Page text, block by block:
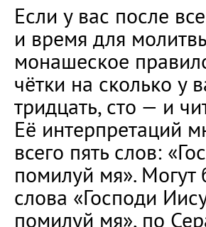
Если у вас после
и время для
монашеское
чётки на сколько у
тридцать, сто — и
Её интерпретаций
всего пять слов:
помилуй мя». Могут
слова «Господи
помилуй мя», по